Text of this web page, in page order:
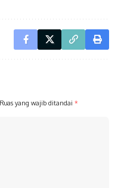
Ruas yang wajib ditandai *